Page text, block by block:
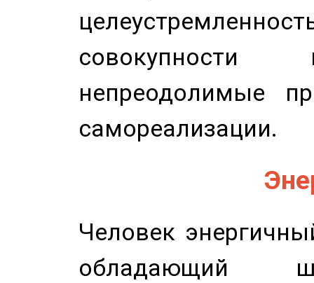
непреодолимые
самореализации.
Человек
обладающий